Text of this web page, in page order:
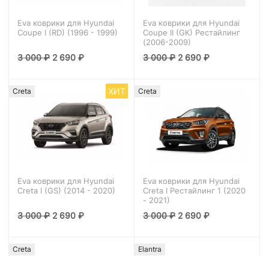
Eva коврики для Hyundai
Coupe I (RD) (1996 - 1999)
3 000₽ 2 690₽
Eva коврики для Hyundai
Coupe II (GK) Рестайлинг
(2006-2009)
3 000₽ 2 690₽
Creta ХИТ
Eva коврики для Hyundai
Creta I (GS) (2014 - 2020)
3 000₽ 2 690₽
Creta
Eva коврики для Hyundai
Creta I Рестайлинг 1 (2020
- 2021)
3 000₽ 2 690₽
Creta Elantra